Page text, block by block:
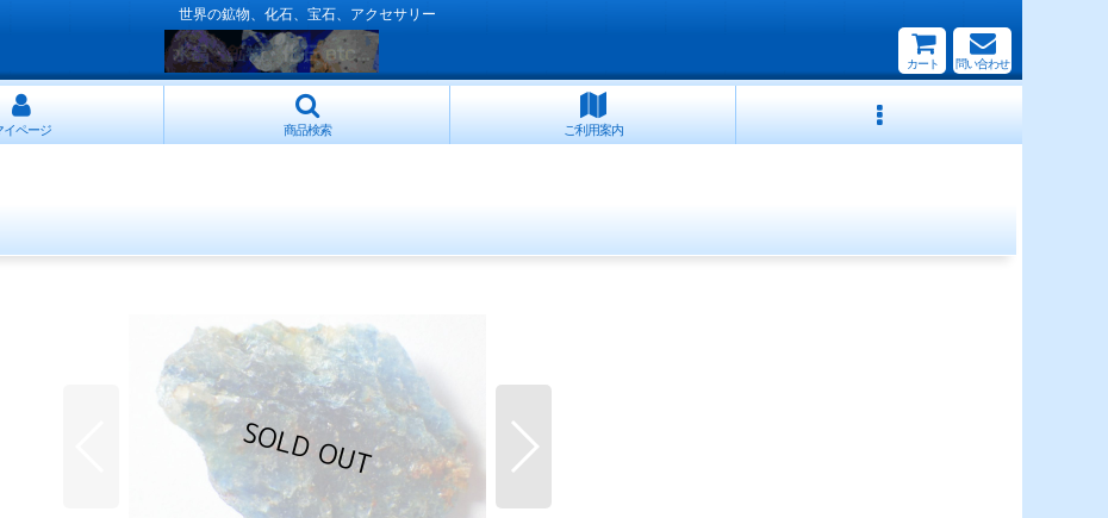
世界の鉱物、化石、宝石、アクセサリー
カート 問い合わせ
イページ 商品検索 ご利用案内